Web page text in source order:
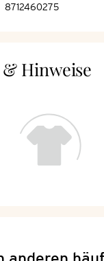
8712460275
Hinweise